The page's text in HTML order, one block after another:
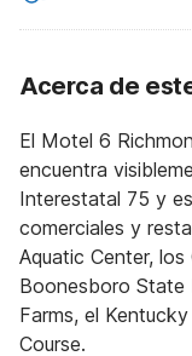
Acerca de
El Motel 6
encuentra
Interestatal 75 y
comerciales y
Aquatic Center,
Boonesboro State
Farms, el
Course.